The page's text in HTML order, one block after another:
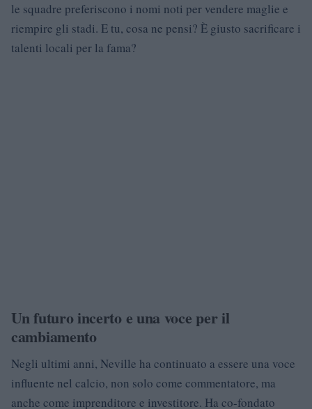
le squadre preferiscono i nomi noti per vendere maglie e
riempire gli stadi. E tu, cosa ne pensi? È giusto sacrificare i
talenti locali per la fama?
Un futuro incerto e una voce per il
cambiamento
Negli ultimi anni, Neville ha continuato a essere una voce
influente nel calcio, non solo come commentatore, ma
anche come imprenditore e investitore. Ha co-fondato